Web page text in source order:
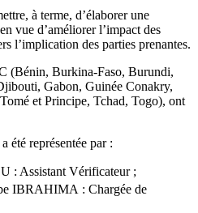
à terme, d’élaborer une
vue d’améliorer l’impact des
l’implication des parties prenantes.
(Bénin, Burkina-Faso, Burundi,
Gabon, Guinée Conakry,
et Principe, Tchad, Togo), ont
été représentée par :
: Assistant Vérificateur ;
IBRAHIMA : Chargée de